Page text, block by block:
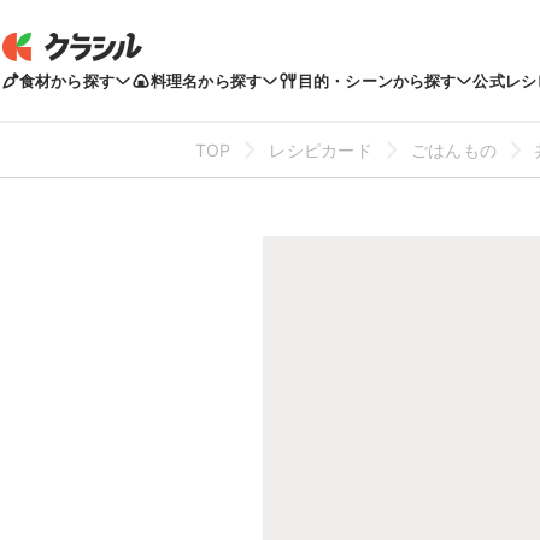
食材から探す 料理名から探す 目的・シーンから探す 公式レシ
TOP レシピカード ごはんもの